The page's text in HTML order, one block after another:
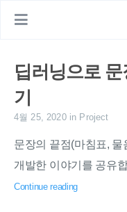
딥러닝으로
기
4월 25, 2020 in Project
문장의 끝점(마침표,
개발한 이야기를 공유
Continue reading